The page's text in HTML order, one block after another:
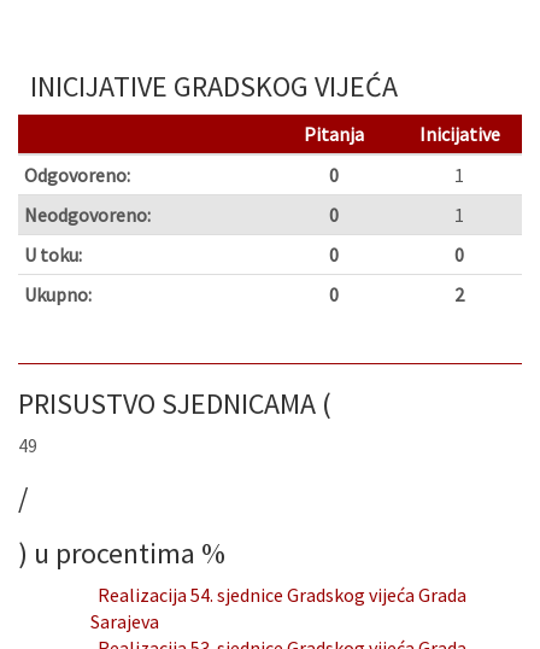
INICIJATIVE GRADSKOG VIJEĆA
Pitanja Inicijative
Ukupno: 0 2
Odgovoreno: 0
1
Neodgovoreno:
0
1
U toku:
0 0
PRISUSTVO SJEDNICAMA (
49
/
) u procentima %
Realizacija 54. sjednice Gradskog vijeća Grada
Sarajeva